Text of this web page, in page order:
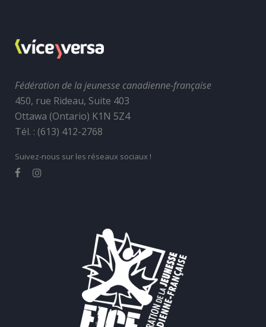
Fédération de la jeunesse canadienne-française
450, rue Rideau, Suite 403
Ottawa (Ontario) K1N 5Z4
Tél. : (613) 412-2768
Suivez-nous sur les réseaux sociaux !